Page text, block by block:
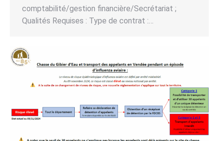
comptabilité/gestion financière/Secrétariat ;
Qualités Requises : Type de contrat :…